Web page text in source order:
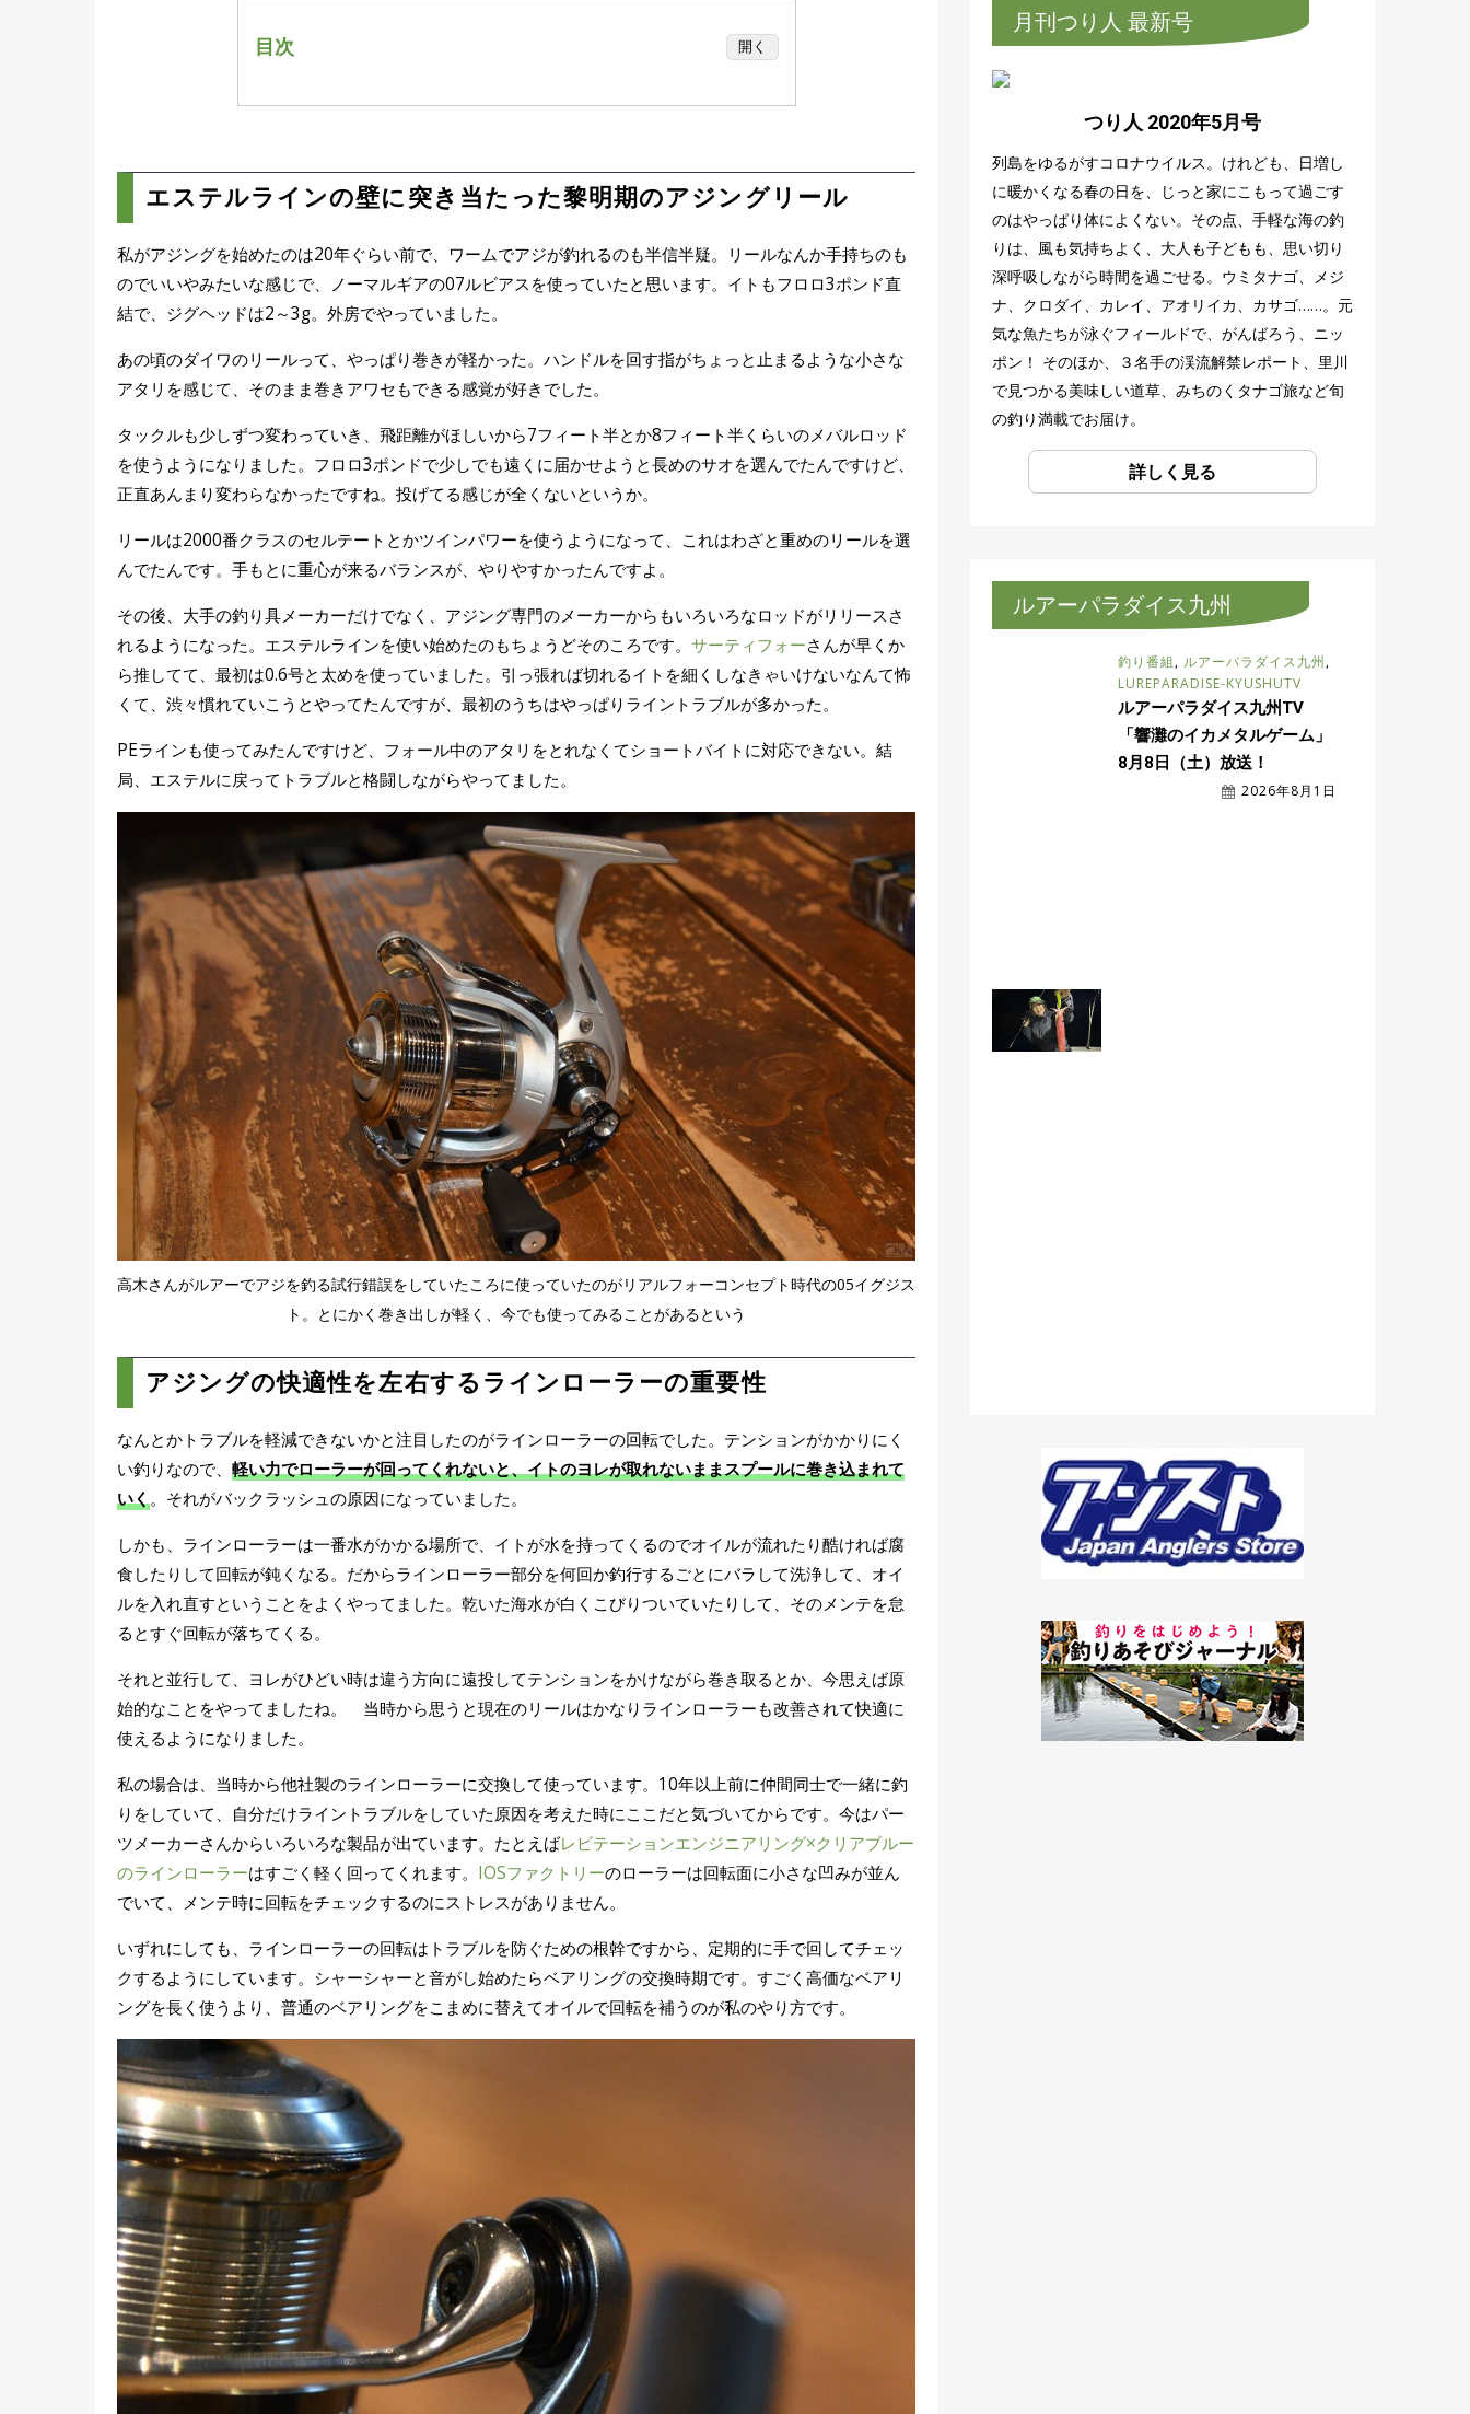
目次 開く
ロッドの進化とリールの軽さが感度に直結する理由
ショートハンドルへの交換とその使い分け
高木さんおすすめのアジングリール4選
エステルラインの壁に突き当たった黎明期のアジングリール
私がアジングを始めたのは20年ぐらい前で、ワームでアジが釣れるのも半信半疑。リールなんか手持ちのも
のでいいやみたいな感じで、ノーマルギアの07ルビアスを使っていたと思います。イトもフロロ3ポンド直
結で、ジグヘッドは2～3g。外房でやっていました。
あの頃のダイワのリールって、やっぱり巻きが軽かった。ハンドルを回す指がちょっと止まるような小さな
アタリを感じて、そのまま巻きアワセもできる感覚が好きでした。
タックルも少しずつ変わっていき、飛距離がほしいから7フィート半とか8フィート半くらいのメバルロッド
を使うようになりました。フロロ3ポンドで少しでも遠くに届かせようと長めのサオを選んでたんですけど、
正直あんまり変わらなかったですね。投げてる感じが全くないというか。
リールは2000番クラスのセルテートとかツインパワーを使うようになって、これはわざと重めのリールを選
んでたんです。手もとに重心が来るバランスが、やりやすかったんですよ。
その後、大手の釣り具メーカーだけでなく、アジング専門のメーカーからもいろいろなロッドがリリースさ
れるようになった。エステルラインを使い始めたのもちょうどそのころです。 サーティフォーさんが早くか
ら推してて、最初は0.6号と太めを使っていました。引っ張れば切れるイトを細くしなきゃいけないなんて怖
くて、渋々慣れていこうとやってたんですが、最初のうちはやっぱりライントラブルが多かった。
PEラインも使ってみたんですけど、フォール中のアタリをとれなくてショートバイトに対応できない。結
局、エステルに戻ってトラブルと格闘しながらやってました。
高木さんがルアーでアジを釣る試行錯誤をしていたころに使っていたのがリアルフォーコンセプト時代の05イグジス
ト。とにかく巻き出しが軽く、今でも使ってみることがあるという
アジングの快適性を左右するラインローラーの重要性
なんとかトラブルを軽減できないかと注目したのがラインローラーの回転でした。テンションがかかりにく
い釣りなので、 軽い力でローラーが回ってくれないと、イトのヨレが取れないままスプールに巻き込まれて
いく。それがバックラッシュの原因になっていました。
しかも、ラインローラーは一番水がかかる場所で、イトが水を持ってくるのでオイルが流れたり酷ければ腐
食したりして回転が鈍くなる。だからラインローラー部分を何回か釣行するごとにバラして洗浄して、オイ
ルを入れ直すということをよくやってました。乾いた海水が白くこびりついていたりして、そのメンテを怠
るとすぐ回転が落ちてくる。
それと並行して、ヨレがひどい時は違う方向に遠投してテンションをかけながら巻き取るとか、今思えば原
始的なことをやってましたね。 当時から思うと現在のリールはかなりラインローラーも改善されて快適に
使えるようになりました。
私の場合は、当時から他社製のラインローラーに交換して使っています。10年以上前に仲間同士で一緒に釣
りをしていて、自分だけライントラブルをしていた原因を考えた時にここだと気づいてからです。今はパー
ツメーカーさんからいろいろな製品が出ています。たとえばレビテーションエンジニアリング×クリアブルー
のラインローラーはすごく軽く回ってくれます。 IOSファクトリーのローラーは回転面に小さな凹みが並ん
でいて、メンテ時に回転をチェックするのにストレスがありません。
いずれにしても、ラインローラーの回転はトラブルを防ぐための根幹ですから、定期的に手で回してチェッ
クするようにしています。シャーシャーと音がし始めたらベアリングの交換時期です。すごく高価なベアリ
ングを長く使うより、普通のベアリングをこまめに替えてオイルで回転を補うのが私のやり方です。
月刊つり人 最新号
つり人 2020年5月号
列島をゆるがすコロナウイルス。けれども、日増し
に暖かくなる春の日を、じっと家にこもって過ごす
のはやっぱり体によくない。その点、手軽な海の釣
りは、風も気持ちよく、大人も子どもも、思い切り
深呼吸しながら時間を過ごせる。ウミタナゴ、メジ
ナ、クロダイ、カレイ、アオリイカ、カサゴ……。元
気な魚たちが泳ぐフィールドで、がんばろう、ニッ
ポン！ そのほか、３名手の渓流解禁レポート、里川
で見つかる美味しい道草、みちのくタナゴ旅など旬
の釣り満載でお届け。
詳しく見る
ルアーパラダイス九州
釣り番組, ルアーパラダイス九州,
LUREPARADISE-KYUSHUTV
ルアーパラダイス九州TV
「響灘のイカメタルゲーム」
8月8日（土）放送！
2026年8月1日